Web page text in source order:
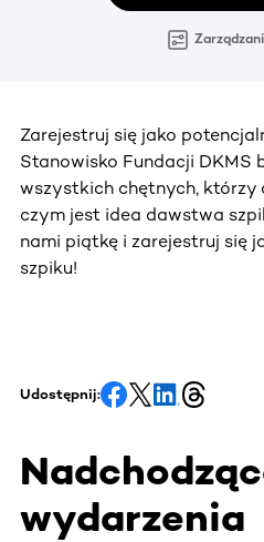
Zarejestruj się jako
Stanowisko Fundacji DKMS
wszystkich chętnych, którzy
czym jest idea dawstwa
nami piątkę i zarejestruj się
szpiku!
Udostępnij:
wydarzenia